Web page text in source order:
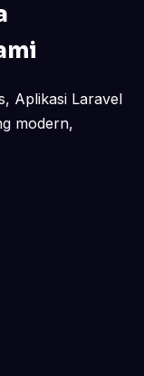
Aplikasi Laravel
modern,